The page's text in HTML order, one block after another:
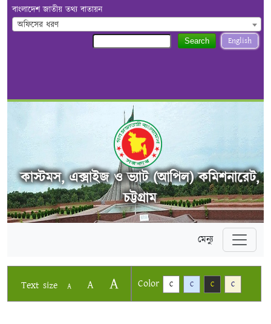
বাংলাদেশ জাতীয় তথ্য বাতায়ন
অফিসের ধরণ
English
Search
কাস্টমস, এক্সাইজ ও ভ্যাট (আপিল) কমিশনারেট,
চট্টগ্রাম
মেন্যু
Text size A A A Color C C C C